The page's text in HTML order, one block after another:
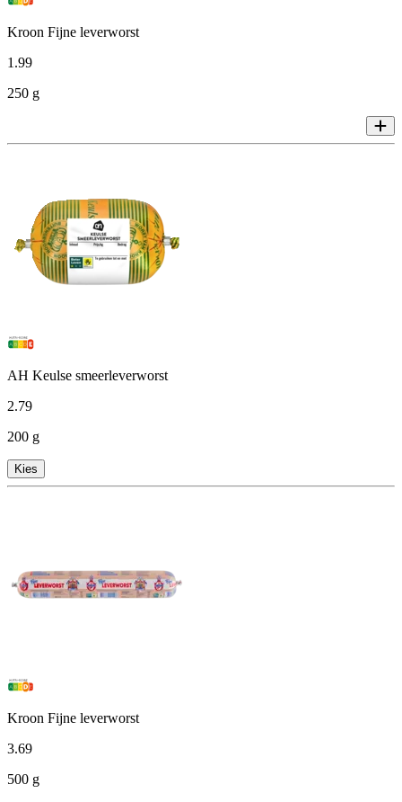
Kroon Fijne leverworst
1.99
250 g
AH Keulse smeerleverworst
2.79
200 g
Kies
Kroon Fijne leverworst
3.69
500 g